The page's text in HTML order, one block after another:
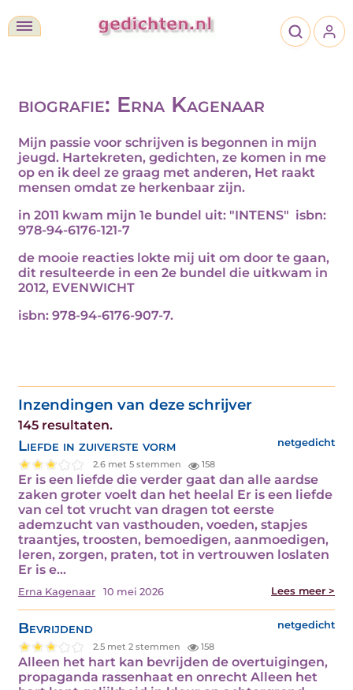
biografie: Erna Kagenaar
Mijn passie voor schrijven is begonnen in mijn
jeugd. Hartekreten, gedichten, ze komen in me
op en ik deel ze graag met anderen, Het raakt
mensen omdat ze herkenbaar zijn.
in 2011 kwam mijn 1e bundel uit: "INTENS" isbn:
978-94-6176-121-7
de mooie reacties lokte mij uit om door te gaan,
dit resulteerde in een 2e bundel die uitkwam in
2012, EVENWICHT
isbn: 978-94-6176-907-7.
Inzendingen van deze schrijver
145 resultaten.
Liefde in zuiverste vorm netgedicht
2.6 met 5 stemmen 158
Er is een liefde die verder gaat dan alle aardse
zaken groter voelt dan het heelal Er is een liefde
van cel tot vrucht van dragen tot eerste
ademzucht van vasthouden, voeden, stapjes
traantjes, troosten, bemoedigen, aanmoedigen,
leren, zorgen, praten, tot in vertrouwen loslaten
Er is e...
Erna Kagenaar 10 mei 2026 Lees meer >
Bevrijdend netgedicht
2.5 met 2 stemmen 158
Alleen het hart kan bevrijden de overtuigingen,
propaganda rassenhaat en onrecht Alleen het